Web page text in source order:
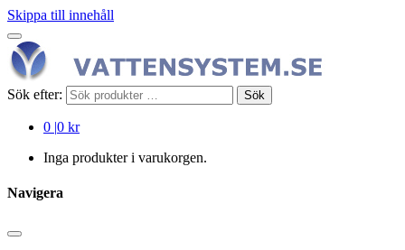
Skippa till innehåll
Sök efter: Sök
0 |0 kr
Inga produkter i varukorgen.
Navigera